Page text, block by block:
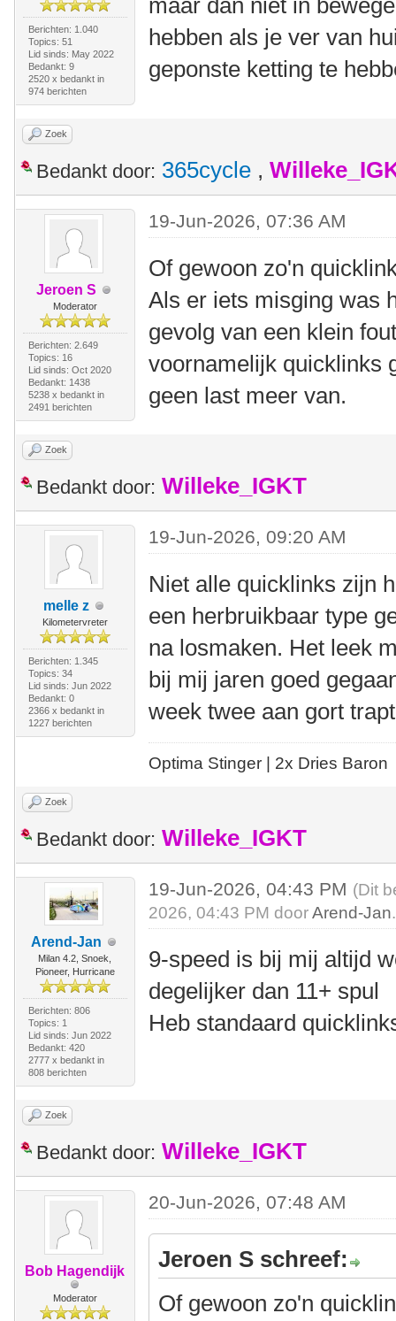
Berichten: 1.040
Topics: 51
Lid sinds: May 2022
Bedankt: 9
2520 x bedankt in
974 berichten
maar dan niet in
hebben als je ver van
geponste ketting te
Zoek
Bedankt door: 365cycle ,
Jeroen S
Moderator
Berichten: 2.649
Topics: 16
Lid sinds: Oct 2020
Bedankt: 1438
5238 x bedankt in
2491 berichten
19-Jun-2026, 07:36 AM
Of gewoon zo'n
Als er iets misging was
gevolg van een klein
voornamelijk quicklinks
geen last meer van.
Zoek
Bedankt door: Willeke_IGKT
melle z
Kilometervreter
Berichten: 1.345
Topics: 34
Lid sinds: Jun 2022
Bedankt: 0
2366 x bedankt in
1227 berichten
19-Jun-2026, 09:20 AM
Niet alle quicklinks zijn
een herbruikbaar type
na losmaken. Het leek
bij mij jaren goed
week twee aan gort
Optima Stinger | 2x Dries Baron
Zoek
Bedankt door: Willeke_IGKT
Arend-Jan
Milan 4.2, Snoek,
Pioneer, Hurricane
Berichten: 806
Topics: 1
Lid sinds: Jun 2022
Bedankt: 420
2777 x bedankt in
808 berichten
19-Jun-2026, 04:43 PM (Dit
2026, 04:43 PM doorArend-Jan
9-speed is bij mij altijd
degelijker dan 11+ spul
Heb standaard
Zoek
Bedankt door: Willeke_IGKT
Bob Hagendijk
Moderator
20-Jun-2026, 07:48 AM
Jeroen S schreef:
Of gewoon zo'n